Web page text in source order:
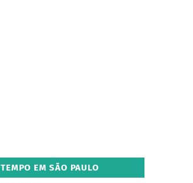
TEMPO EM SÃO PAULO